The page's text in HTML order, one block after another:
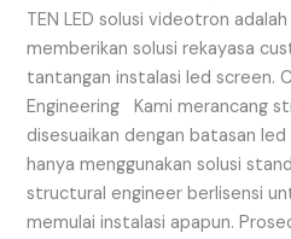
TEN LED solusi videotron
memberikan solusi rekayasa
tantangan instalasi led screen.
Engineering Kami merancang
disesuaikan dengan batasan
hanya menggunakan solusi
structural engineer berlisensi
memulai instalasi apapun.